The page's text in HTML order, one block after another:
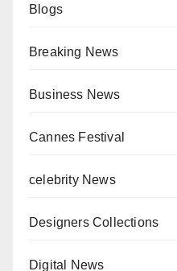
Blogs
Breaking News
Business News
Cannes Festival
celebrity News
Designers Collections
Digital News